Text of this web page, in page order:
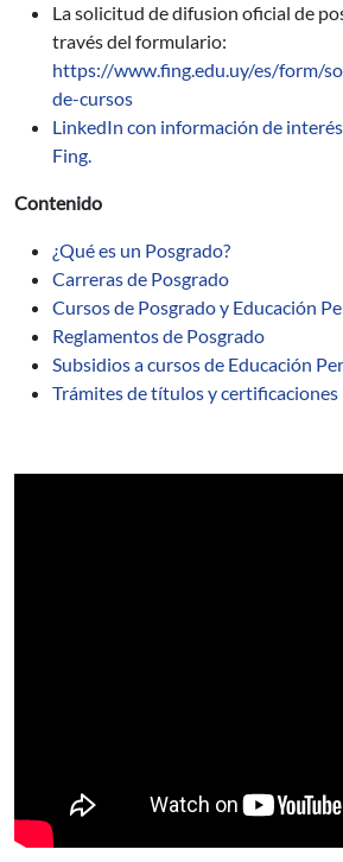
La solicitud de difusion oficial de
través del formulario:
https://www.fing.edu.uy/es/form/
de-cursos
LinkedIn con información de
Fing.
Contenido
¿Qué es un Posgrado?
Carreras de Posgrado
Cursos de Posgrado y Educación
Reglamentos de Posgrado
Subsidios a cursos de Educación
Trámites de títulos y certificaciones